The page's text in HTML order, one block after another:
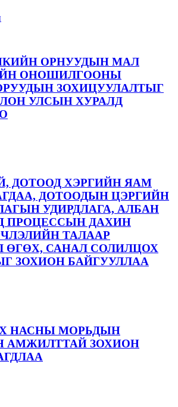
ОРНУУДЫН МАЛ
ОНОШИЛГООНЫ
ЗОХИЦУУЛАЛТЫГ
УЛСЫН ХУРАЛД
ДОТООД ХЭРГИЙН ЯАМ
ДОТООДЫН ЦЭРГИЙН
УДИРДЛАГА, АЛБАН
ПРОЦЕССЫН ДАХИН
ТАЛААР
ӨГӨХ, САНАЛ СОЛИЛЦОХ
ЗОХИОН БАЙГУУЛЛАА
НАСНЫ МОРЬДЫН
АМЖИЛТТАЙ ЗОХИОН